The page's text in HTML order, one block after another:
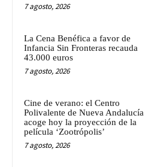
7 agosto, 2026
La Cena Benéfica a favor de
Infancia Sin Fronteras recauda
43.000 euros
7 agosto, 2026
Cine de verano: el Centro
Polivalente de Nueva Andalucía
acoge hoy la proyección de la
película ‘Zootrópolis’
7 agosto, 2026